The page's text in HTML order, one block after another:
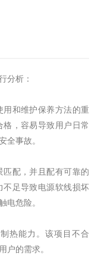
分析：
用和维护保养方法的重
，容易导致用户日常
全事故。
配，并且配有可靠的
不足导致电源软线损坏
电危险。
热能力。该项目不合
户的需求。